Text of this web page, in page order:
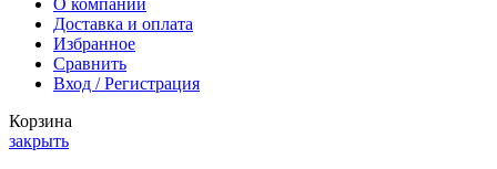
О компании
Доставка и оплата
Избранное
Сравнить
Вход / Регистрация
Корзина
закрыть